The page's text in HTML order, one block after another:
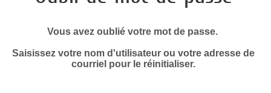
Vous avez oublié votre mot de passe.
Saisissez votre nom d'utilisateur ou votre adresse de
courriel pour le réinitialiser.